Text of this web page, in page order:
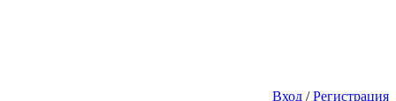
Вход /Регистрация